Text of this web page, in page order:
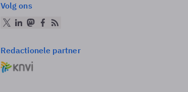
Volg ons
Redactionele partner